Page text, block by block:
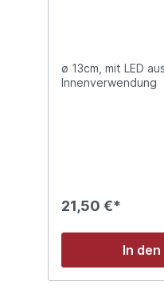
ø 13cm, mit LED
Innenverwendung
21,50 €*
In